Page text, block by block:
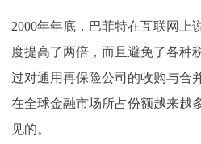
2000年年底，巴菲特在互联网
度提高了两倍，而且避免了各种
过对通用再保险公司的收购与合
在全球金融市场所占份额越来越
见的。